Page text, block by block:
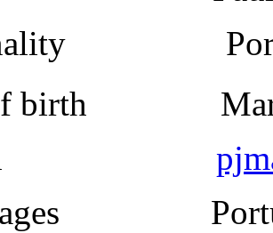
of birth
mail